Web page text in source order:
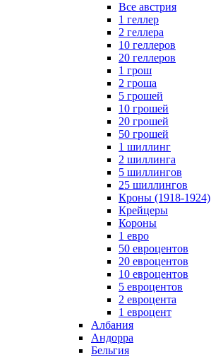
Все австрия
1 геллер
2 геллера
10 геллеров
20 геллеров
1 грош
2 гроша
5 грошей
10 грошей
20 грошей
50 грошей
1 шиллинг
2 шиллинга
5 шиллингов
25 шиллингов
Кроны (1918-1924)
Крейцеры
Короны
1 евро
50 евроцентов
20 евроцентов
10 евроцентов
5 евроцентов
2 евроцента
1 евроцент
Албания
Андорра
Бельгия